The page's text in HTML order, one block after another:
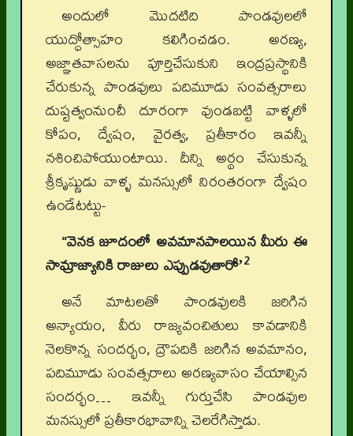
అందులో మొదటిది పాండవులలో
యుద్ధోత్సాహం కలిగించడం. అరణ్య,
అజ్ఞాతవాసలను పూర్తిచేసుకుని ఇంద్రప్రస్థానికి
చేరుకున్న పాండవులు పదిమూడు సంవత్సరాలు
దుష్టత్వంనుంచీ దూరంగా వుండబట్టి వాళ్ళలో
కోపం, ద్వేషం, వైరత్వ, ప్రతీకారం ఇవన్నీ
నశించిపోయుంటాయి. దీన్ని అర్థం చేసుకున్న
శ్రీకృష్ణుడు వాళ్ళ మనస్సులో నిరంతరంగా ద్వేషం
ఉండేటట్టు-
“వెనక జూదంలో అవమానపాలయిన మీరు ఈ
సామ్రాజ్యానికి రాజులు ఎప్పుడవుతారోʼ2
అనే మాటలతో పాండవులకి జరిగిన
అన్యాయం, వీరు రాజ్యవంచితులు కావడానికి
నెలకొన్న సందర్భం, ద్రౌపదికి జరిగిన అవమానం,
పదిమూడు సంవత్సరాలు అరణ్యవాసం చేయాల్సిన
సందర్భం… ఇవన్నీ గుర్తుచేసి పాండవుల
మనస్సులో ప్రతీకారభావాన్ని చెలరేగిస్తాడు.